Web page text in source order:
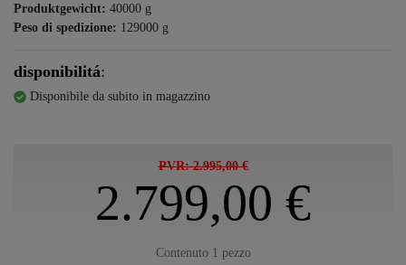
Produktgewicht: 40000 g
Peso di spedizione: 129000 g
disponibilitá:
Disponibile da subito in magazzino
PVR: 2.995,00 €
2.799,00 €
Contenuto 1 pezzo